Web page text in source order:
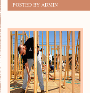
POSTED BY ADMIN